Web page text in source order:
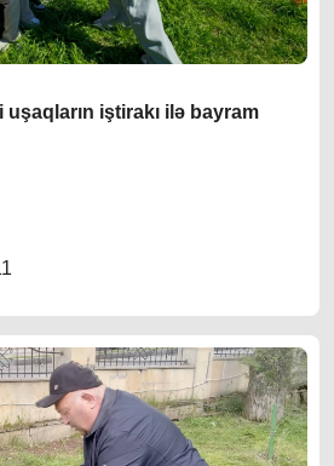
iştirakı ilə bayram